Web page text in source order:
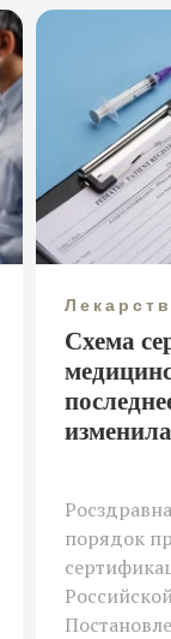
Схема
порядок